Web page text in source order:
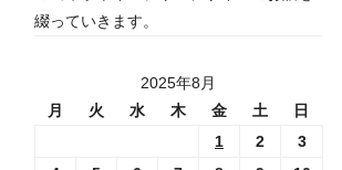
綴っていきます。
2025年8月
月
火 水 木 金 土 日
1 2
3